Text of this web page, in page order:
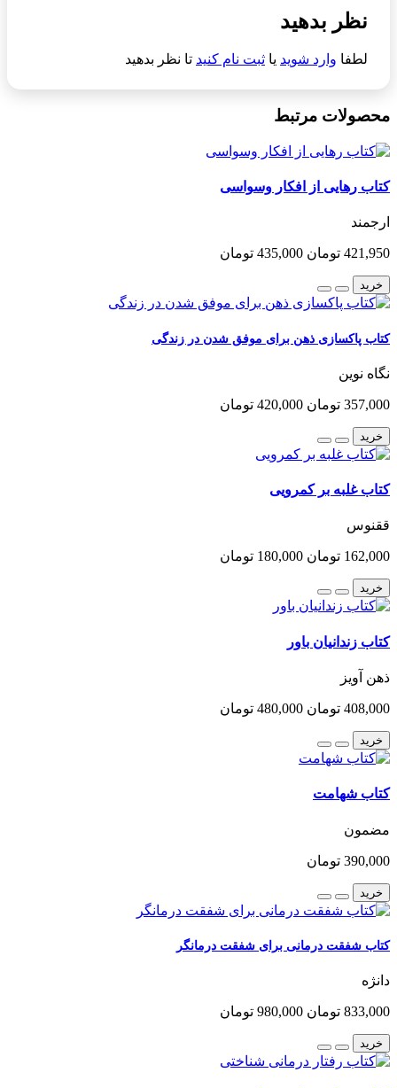
نظر بدهید
لطفا وارد شوید یا ثبت نام کنید تا نظر بدهید
محصولات مرتبط
کتاب رهایی از افکار وسواسی
ارجمند
421,950 تومان 435,000 تومان
خرید
کتاب پاکسازی ذهن برای موفق شدن در زندگی
نگاه نوین
357,000 تومان 420,000 تومان
خرید
کتاب غلبه بر کمرویی
ققنوس
162,000 تومان 180,000 تومان
خرید
کتاب زندانیان باور
ذهن آویز
408,000 تومان 480,000 تومان
خرید
کتاب شهامت
مضمون
390,000 تومان
خرید
کتاب شفقت درمانی برای شفقت درمانگر
دانژه
833,000 تومان 980,000 تومان
خرید